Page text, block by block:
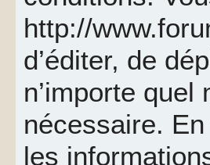
http://
d’éditer, de
n’importe
nécessaire.
les